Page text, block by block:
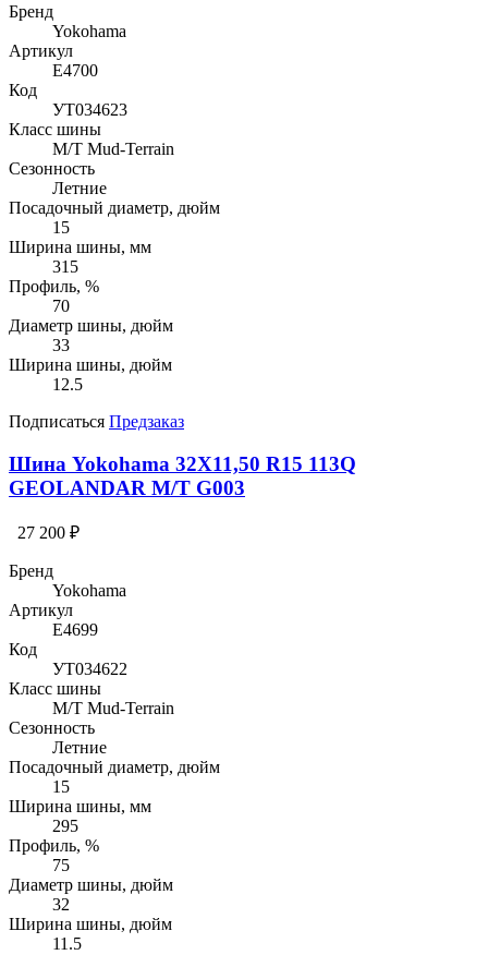
Бренд
Yokohama
Артикул
E4700
Код
УТ034623
Класс шины
M/T Mud-Terrain
Сезонность
Летние
Посадочный диаметр, дюйм
15
Ширина шины, мм
315
Профиль, %
70
Диаметр шины, дюйм
33
Ширина шины, дюйм
12.5
Подписаться Предзаказ
Шина Yokohama 32X11,50 R15 113Q
GEOLANDAR M/T G003
27 200 ₽
Бренд
Yokohama
Артикул
E4699
Код
УТ034622
Класс шины
M/T Mud-Terrain
Сезонность
Летние
Посадочный диаметр, дюйм
15
Ширина шины, мм
295
Профиль, %
75
Диаметр шины, дюйм
32
Ширина шины, дюйм
11.5